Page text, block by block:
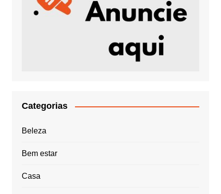
Categorias
Beleza
Bem estar
Casa